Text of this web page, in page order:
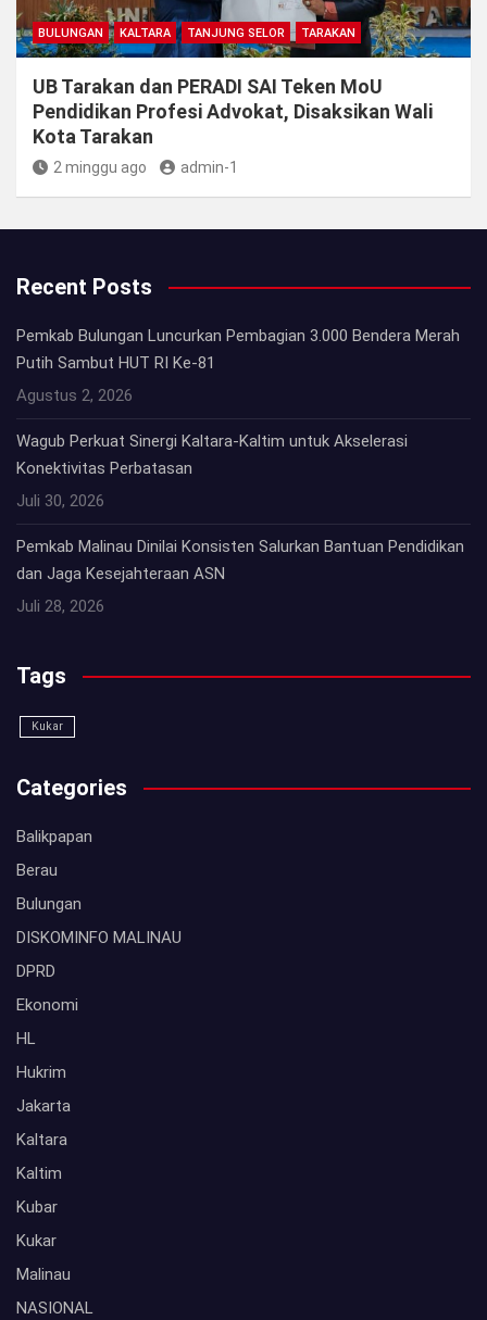
BULUNGAN KALTARA TANJUNG SELOR TARAKAN
UB Tarakan dan PERADI SAI Teken MoU
Pendidikan Profesi Advokat, Disaksikan Wali
Kota Tarakan
2 minggu ago admin-1
Recent Posts
Pemkab Bulungan Luncurkan Pembagian 3.000 Bendera Merah
Putih Sambut HUT RI Ke-81
Agustus 2, 2026
Wagub Perkuat Sinergi Kaltara-Kaltim untuk Akselerasi
Konektivitas Perbatasan
Juli 30, 2026
Pemkab Malinau Dinilai Konsisten Salurkan Bantuan Pendidikan
dan Jaga Kesejahteraan ASN
Juli 28, 2026
Tags
Kukar
Categories
Balikpapan
Berau
Bulungan
DISKOMINFO MALINAU
DPRD
Ekonomi
HL
Hukrim
Jakarta
Kaltara
Kaltim
Kubar
Kukar
Malinau
NASIONAL